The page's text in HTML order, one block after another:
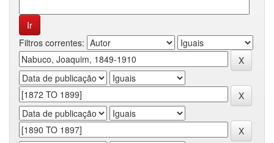
Filtros correntes: